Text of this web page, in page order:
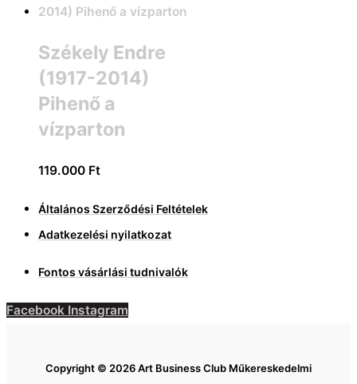
Székely Endre
(1917-2014)
Pihenő a
vízparton
119.000 Ft
Általános Szerződési Feltételek
Adatkezelési nyilatkozat
Fontos vásárlási tudnivalók
Facebook Instagram
Copyright © 2026 Art Business Club Műkereskedelmi